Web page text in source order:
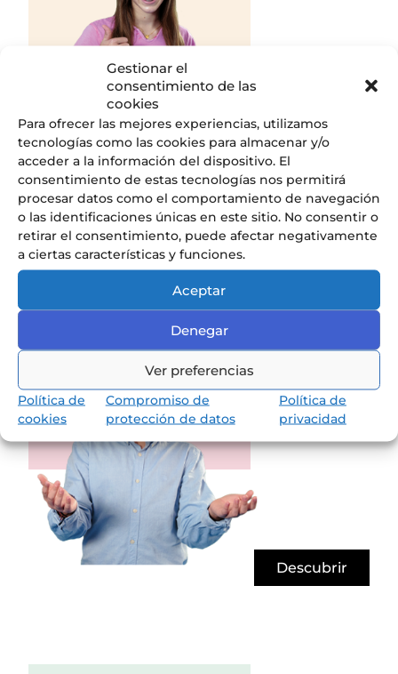
Gestionar el
consentimiento de las
cookies
Para ofrecer las mejores experiencias, utilizamos
tecnologías como las cookies para almacenar y/o
acceder a la información del dispositivo. El
consentimiento de estas tecnologías nos permitirá
procesar datos como el comportamiento de navegación
o las identificaciones únicas en este sitio. No consentir o
retirar el consentimiento, puede afectar negativamente
a ciertas características y funciones.
Aceptar
Denegar
Ver preferencias
Política de
cookies
Compromiso de
protección de datos
Política de
privacidad
Descubrir
Nuestros Servicios
Descubre todos los servicios que
ofrecemos en el Liceo.
Descubrir